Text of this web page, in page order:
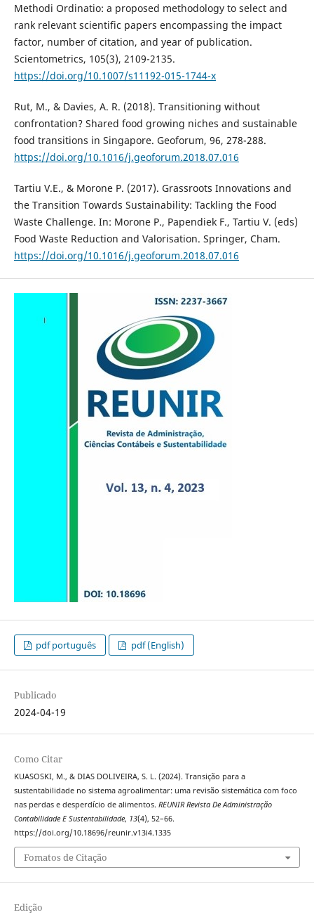
Methodi Ordinatio: a proposed methodology to select and
rank relevant scientific papers encompassing the impact
factor, number of citation, and year of publication.
Scientometrics, 105(3), 2109-2135.
https://doi.org/10.1007/s11192-015-1744-x
Rut, M., & Davies, A. R. (2018). Transitioning without
confrontation? Shared food growing niches and sustainable
food transitions in Singapore. Geoforum, 96, 278-288.
https://doi.org/10.1016/j.geoforum.2018.07.016
Tartiu V.E., & Morone P. (2017). Grassroots Innovations and
the Transition Towards Sustainability: Tackling the Food
Waste Challenge. In: Morone P., Papendiek F., Tartiu V. (eds)
Food Waste Reduction and Valorisation. Springer, Cham.
https://doi.org/10.1016/j.geoforum.2018.07.016
pdf português pdf (English)
Publicado
2024-04-19
Como Citar
KUASOSKI, M., & DIAS DOLIVEIRA, S. L. (2024). Transição para a
sustentabilidade no sistema agroalimentar: uma revisão sistemática com foco
nas perdas e desperdício de alimentos. REUNIR Revista De Administração
Contabilidade E Sustentabilidade, 13(4), 52–66.
https://doi.org/10.18696/reunir.v13i4.1335
Fomatos de Citação
Edição